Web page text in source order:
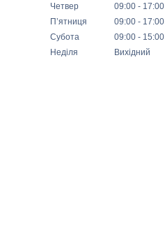
Четвер
09:00
17:00
Пʼятниця
09:00
17:00
Субота
09:00
15:00
Неділя
Вихідний